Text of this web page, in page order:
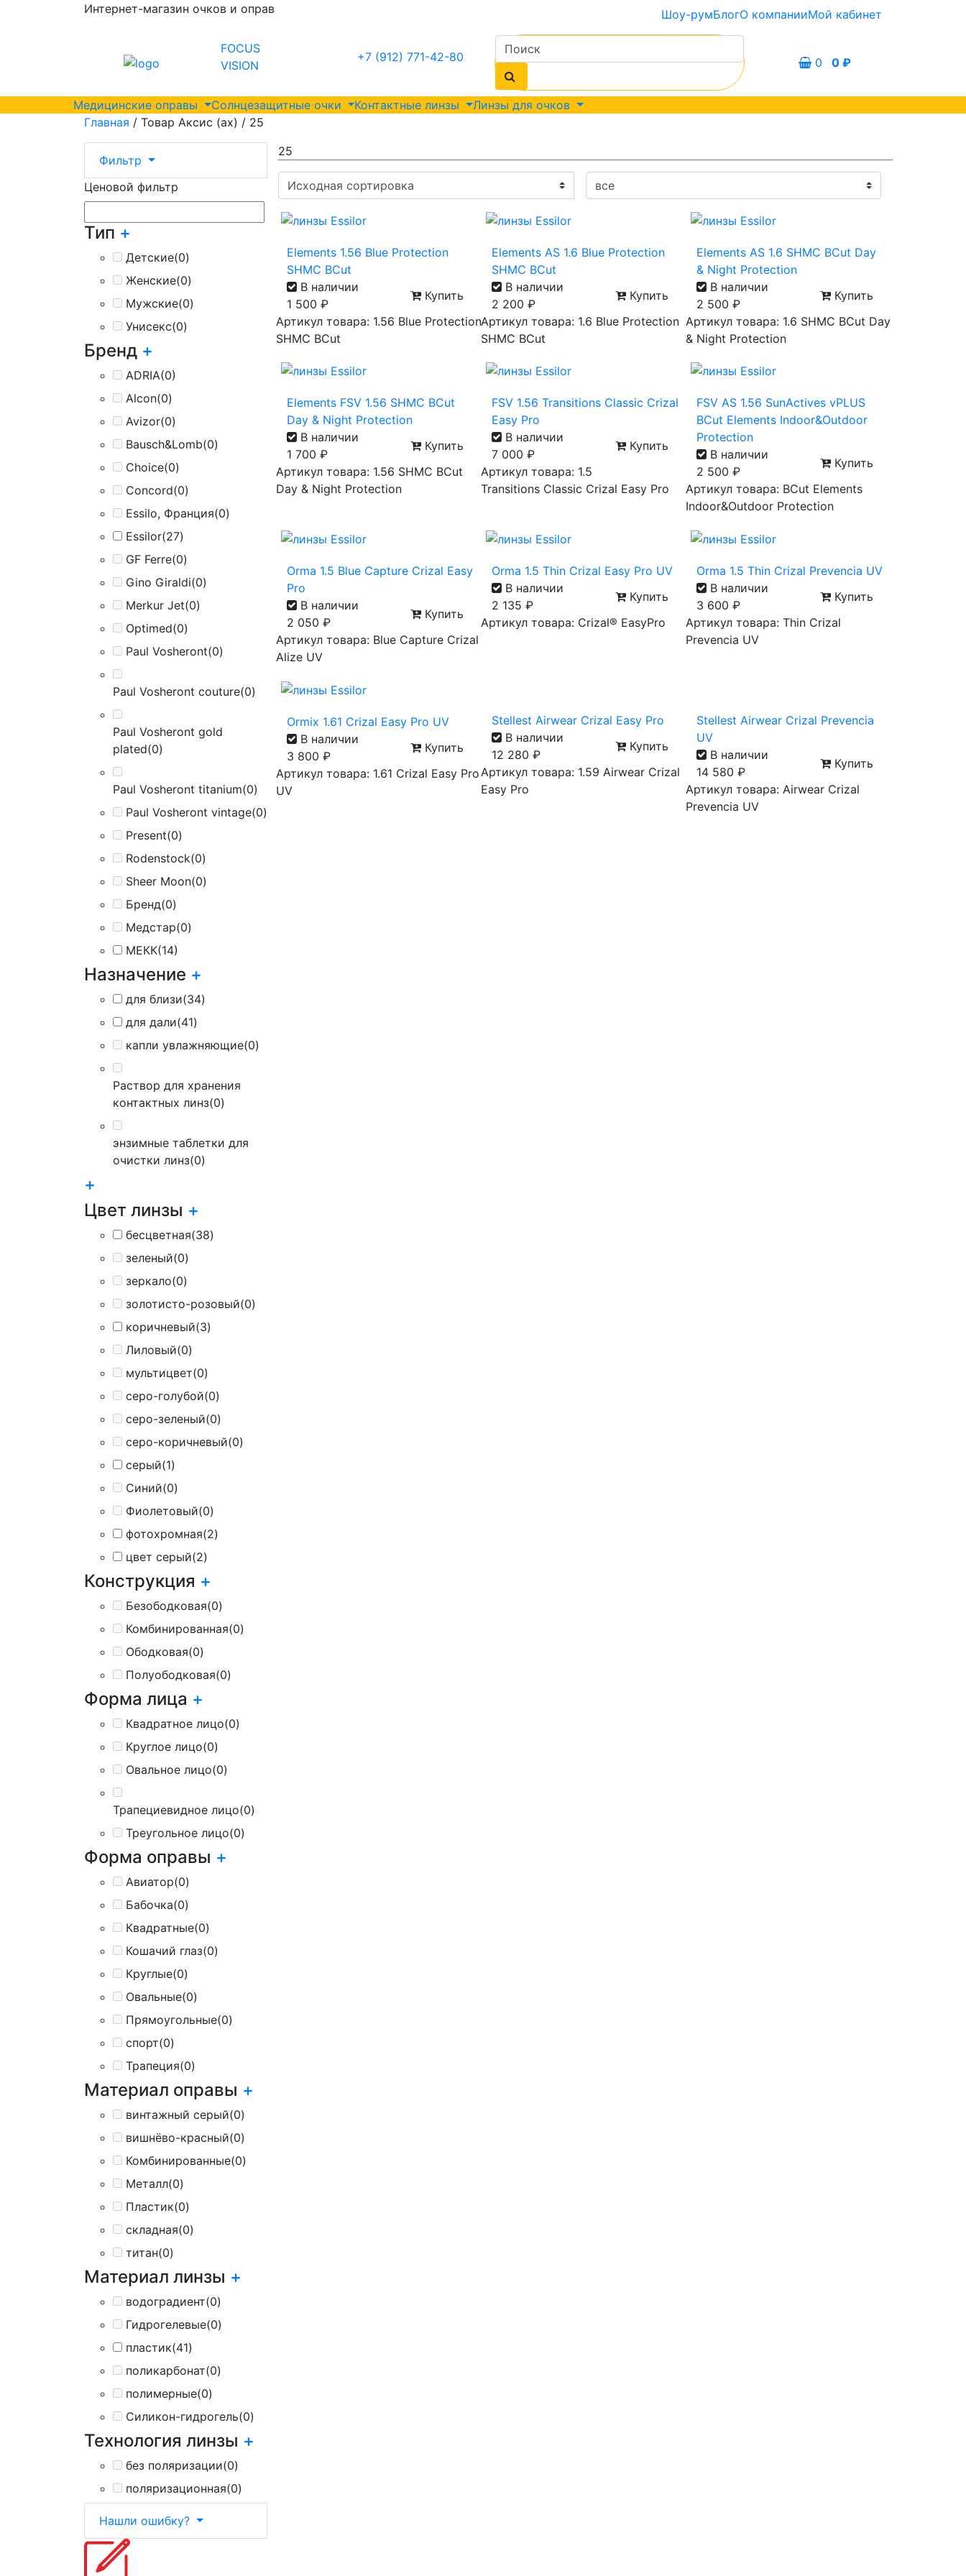
Интернет-магазин очков и оправ Шоу-румБлогО компанииМой кабинет
FOCUS
VISION
+7 (912) 771-42-80 0 0 ₽
Медицинские оправы Солнцезащитные очки Контактные линзы
Линзы для очков
Главная / Товар Аксис (ax) / 25
Фильтр
Ценовой фильтр
Тип +
Детские(0)
Женские(0)
Мужские(0)
Унисекс(0)
Бренд +
ADRIA(0)
Alcon(0)
Avizor(0)
Bausch&Lomb(0)
Choice(0)
Concord(0)
Essilo, Франция(0)
Essilor(27)
GF Ferre(0)
Gino Giraldi(0)
Merkur Jet(0)
Optimed(0)
Paul Vosheront(0)
Paul Vosheront couture(0)
Paul Vosheront gold
plated(0)
Paul Vosheront titanium(0)
Paul Vosheront vintage(0)
Present(0)
Rodenstock(0)
Sheer Moon(0)
Бренд(0)
Медстар(0)
МЕКК(14)
Назначение +
для близи(34)
для дали(41)
капли увлажняющие(0)
Раствор для хранения
контактных линз(0)
энзимные таблетки для
очистки линз(0)
+
Цвет линзы +
бесцветная(38)
зеленый(0)
зеркало(0)
золотисто-розовый(0)
коричневый(3)
Лиловый(0)
мультицвет(0)
серо-голубой(0)
серо-зеленый(0)
серо-коричневый(0)
серый(1)
Синий(0)
Фиолетовый(0)
фотохромная(2)
цвет серый(2)
Конструкция +
Безободковая(0)
Комбинированная(0)
Ободковая(0)
Полуободковая(0)
Форма лица +
Квадратное лицо(0)
Круглое лицо(0)
Овальное лицо(0)
Трапециевидное лицо(0)
Треугольное лицо(0)
Форма оправы +
Авиатор(0)
Бабочка(0)
Квадратные(0)
Кошачий глаз(0)
Круглые(0)
Овальные(0)
Прямоугольные(0)
спорт(0)
Трапеция(0)
Материал оправы +
винтажный серый(0)
вишнёво-красный(0)
Комбинированные(0)
Металл(0)
Пластик(0)
складная(0)
титан(0)
Материал линзы +
водоградиент(0)
Гидрогелевые(0)
пластик(41)
поликарбонат(0)
полимерные(0)
Силикон-гидрогель(0)
Технология линзы +
без поляризации(0)
поляризационная(0)
Нашли ошибку?
25
Elements 1.56 Blue Protection
SHMC BCut
В наличии
1 500 ₽
Купить
Артикул товара: 1.56 Blue Protection
SHMC BCut
Elements AS 1.6 Blue Protection
SHMC BCut
В наличии
2 200 ₽
Купить
Артикул товара: 1.6 Blue Protection
SHMC BCut
Elements AS 1.6 SHMC BCut Day
& Night Protection
В наличии
2 500 ₽
Купить
Артикул товара: 1.6 SHMC BCut Day
& Night Protection
Elements FSV 1.56 SHMC BCut
Day & Night Protection
В наличии
1 700 ₽
Купить
Артикул товара: 1.56 SHMC BCut
Day & Night Protection
FSV 1.56 Transitions Classic Crizal
Easy Pro
В наличии
7 000 ₽
Купить
Артикул товара: 1.5
Transitions Classic Crizal Easy Pro
FSV AS 1.56 SunActives vPLUS
BCut Elements Indoor&Outdoor
Protection
В наличии
2 500 ₽
Купить
Артикул товара: BCut Elements
Indoor&Outdoor Protection
Orma 1.5 Blue Capture Crizal Easy
Pro
В наличии
2 050 ₽
Купить
Артикул товара: Blue Capture Crizal
Alize UV
Orma 1.5 Thin Crizal Easy Pro UV
В наличии
2 135 ₽
Купить
Артикул товара: Crizal® EasyPro
Orma 1.5 Thin Crizal Prevencia UV
В наличии
3 600 ₽
Купить
Артикул товара: Thin Crizal
Prevencia UV
Ormix 1.61 Crizal Easy Pro UV
В наличии
3 800 ₽
Купить
Артикул товара: 1.61 Crizal Easy Pro
UV
Stellest Airwear Crizal Easy Pro
В наличии
12 280 ₽
Купить
Артикул товара: 1.59 Airwear Crizal
Easy Pro
Stellest Airwear Crizal Prevencia
UV
В наличии
14 580 ₽
Купить
Артикул товара: Airwear Crizal
Prevencia UV